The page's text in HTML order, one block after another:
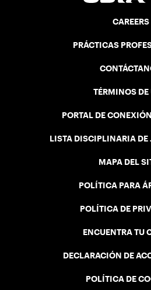
CAREERS
PRÁCTICAS
TÉRMINOS DE
PORTAL DE
LISTA DISCIPLINARIA DE
MAPA DEL
POLÍTICA PARA
POLÍTICA DE
ENCUENTRA TU
DECLARACIÓN DE
POLÍTICA DE